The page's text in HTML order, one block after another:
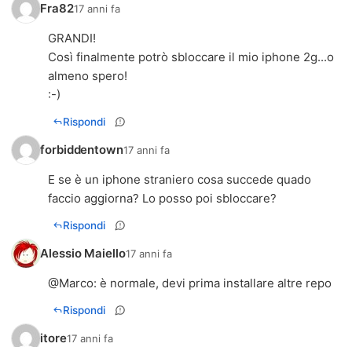
Fra8217 anni fa
GRANDI!
Così finalmente potrò sbloccare il mio iphone 2g...o
almeno spero!
:-)
Rispondi
forbiddentown17 anni fa
E se è un iphone straniero cosa succede quado
faccio aggiorna? Lo posso poi sbloccare?
Rispondi
Alessio Maiello17 anni fa
@Marco: è normale, devi prima installare altre repo
Rispondi
itore17 anni fa